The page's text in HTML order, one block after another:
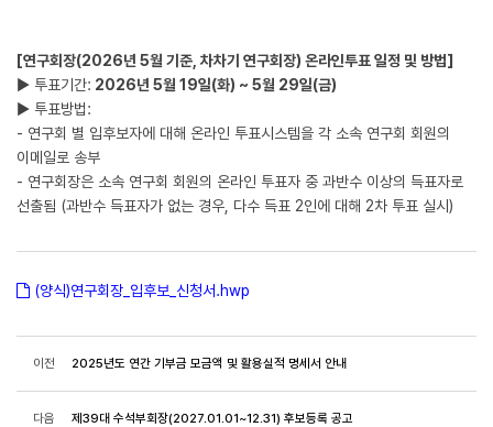
[연구회장(2026년 5월 기준, 차차기 연구회장) 온라인투표 일정 및 방법]
▶ 투표기간: 2026년 5월 19일(화) ~ 5월 29일(금)
▶ 투표방법:
- 연구회 별 입후보자에 대해 온라인 투표시스템을 각 소속 연구회 회원의
이메일로 송부
- 연구회장은 소속 연구회 회원의 온라인 투표자 중 과반수 이상의 득표자로
선출됨 (과반수 득표자가 없는 경우, 다수 득표 2인에 대해 2차 투표 실시)
(양식)연구회장_입후보_신청서.hwp
이전 2025년도 연간 기부금 모금액 및 활용실적 명세서 안내
다음 제39대 수석부회장(2027.01.01~12.31) 후보등록 공고